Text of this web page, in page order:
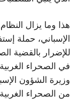
هذا وما يزال
الإسباني، حملة
للإضرار بالقضية
في الصحراء
وزيرة الشؤون
من الصحراء الغربية